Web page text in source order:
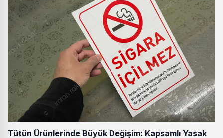
Tütün Ürünlerinde Büyük Değişim: Kapsamlı Yasak